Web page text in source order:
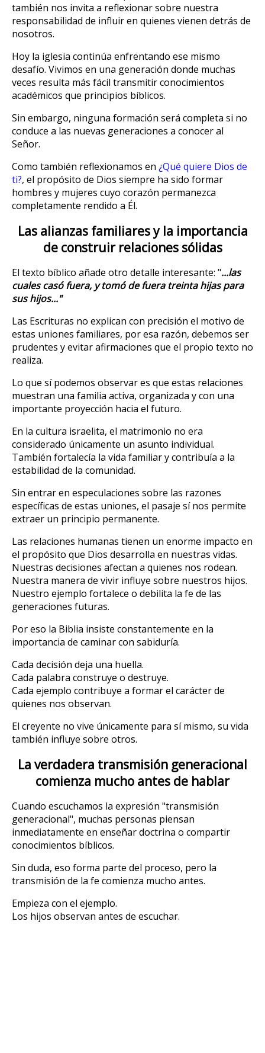
también nos invita a reflexionar sobre nuestra
responsabilidad de influir en quienes vienen detrás de
nosotros.
Hoy la iglesia continúa enfrentando ese mismo
desafío. Vivimos en una generación donde muchas
veces resulta más fácil transmitir conocimientos
académicos que principios bíblicos.
Sin embargo, ninguna formación será completa si no
conduce a las nuevas generaciones a conocer al
Señor.
Como también reflexionamos en ¿Qué quiere Dios de
ti?, el propósito de Dios siempre ha sido formar
hombres y mujeres cuyo corazón permanezca
completamente rendido a Él.
Las alianzas familiares y la importancia
de construir relaciones sólidas
El texto bíblico añade otro detalle interesante: "...las
cuales casó fuera, y tomó de fuera treinta hijas para
sus hijos..."
Las Escrituras no explican con precisión el motivo de
estas uniones familiares, por esa razón, debemos ser
prudentes y evitar afirmaciones que el propio texto no
realiza.
Lo que sí podemos observar es que estas relaciones
muestran una familia activa, organizada y con una
importante proyección hacia el futuro.
En la cultura israelita, el matrimonio no era
considerado únicamente un asunto individual.
También fortalecía la vida familiar y contribuía a la
estabilidad de la comunidad.
Sin entrar en especulaciones sobre las razones
específicas de estas uniones, el pasaje sí nos permite
extraer un principio permanente.
Las relaciones humanas tienen un enorme impacto en
el propósito que Dios desarrolla en nuestras vidas.
Nuestras decisiones afectan a quienes nos rodean.
Nuestra manera de vivir influye sobre nuestros hijos.
Nuestro ejemplo fortalece o debilita la fe de las
generaciones futuras.
Por eso la Biblia insiste constantemente en la
importancia de caminar con sabiduría.
Cada decisión deja una huella.
Cada palabra construye o destruye.
Cada ejemplo contribuye a formar el carácter de
quienes nos observan.
El creyente no vive únicamente para sí mismo, su vida
también influye sobre otros.
La verdadera transmisión generacional
comienza mucho antes de hablar
Cuando escuchamos la expresión "transmisión
generacional", muchas personas piensan
inmediatamente en enseñar doctrina o compartir
conocimientos bíblicos.
Sin duda, eso forma parte del proceso, pero la
transmisión de la fe comienza mucho antes.
Empieza con el ejemplo.
Los hijos observan antes de escuchar.